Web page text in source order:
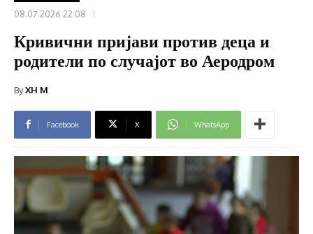
08.07.2026 22:08
Кривични пријави против деца и
родители по случајот во Аеродром
ByXH M
Facebook X WhatsApp